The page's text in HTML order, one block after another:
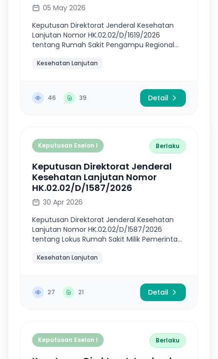
05 May 2026
Keputusan Direktorat Jenderal Kesehatan
Lanjutan Nomor HK.02.02/D/1619/2026
tentang Rumah Sakit Pengampu Regional
Darah, Stroke, Uronefrologi, Dan Kesehatan
Kesehatan Lanjutan
46 39 Detail
Keputusan Eselon I Berlaku
Keputusan Direktorat Jenderal
Kesehatan Lanjutan Nomor
HK.02.02/D/1587/2026
30 Apr 2026
Keputusan Direktorat Jenderal Kesehatan
Lanjutan Nomor HK.02.02/D/1587/2026
tentang Lokus Rumah Sakit Milik Pemerintah
Pemenuhan Sarana, Prasarana, Dan Alat Ke...
Kesehatan Lanjutan
27 21 Detail
Keputusan Eselon I Berlaku